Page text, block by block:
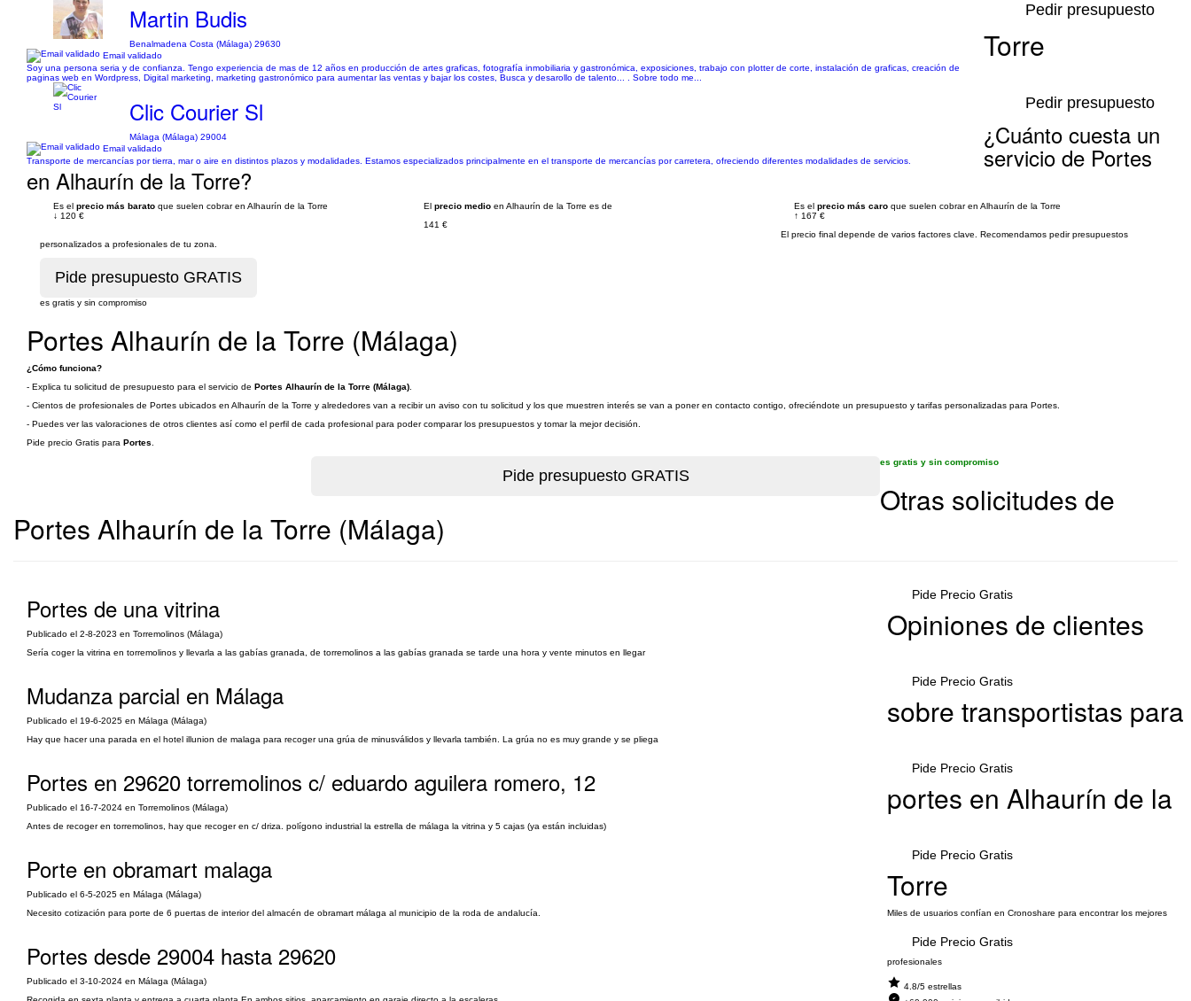
Martin Budis
Benalmadena Costa (Málaga) 29630
Email validado
Soy una persona seria y de confianza. Tengo experiencia de mas de 12 años en producción de artes graficas, fotografía inmobiliaria y gastronómica, exposiciones, trabajo con plotter de corte, instalación de graficas, creación de
paginas web en Wordpress, Digital marketing, marketing gastronómico para aumentar las ventas y bajar los costes, Busca y desarollo de talento... . Sobre todo me...
Pedir presupuesto
Clic Courier Sl
Málaga (Málaga) 29004
Email validado
Transporte de mercancías por tierra, mar o aire en distintos plazos y modalidades. Estamos especializados principalmente en el transporte de mercancías por carretera, ofreciendo diferentes modalidades de servicios.
Pedir presupuesto
Torre
¿Cuánto cuesta un
servicio de Portes
en Alhaurín de la Torre?
Es el precio más barato que suelen cobrar en Alhaurín de la Torre
↓ 120 €
El precio medio en Alhaurín de la Torre es de
141 €
Es el precio más caro que suelen cobrar en Alhaurín de la Torre
↑ 167 €
El precio final depende de varios factores clave. Recomendamos pedir presupuestos
personalizados a profesionales de tu zona.
es gratis y sin compromiso
Portes Alhaurín de la Torre (Málaga)
¿Cómo funciona?
- Explica tu solicitud de presupuesto para el servicio de Portes Alhaurín de la Torre (Málaga)
- Cientos de profesionales de Portes ubicados en Alhaurín de la Torre y alrededores van a recibir un aviso con tu solicitud y los que muestren interés se van a poner en contacto contigo, ofreciéndote un presupuesto y tarifas personalizadas para Portes.
- Puedes ver las valoraciones de otros clientes así como el perfil de cada profesional para poder comparar los presupuestos y tomar la mejor decisión.
Pide precio Gratis para Portes
es gratis y sin compromiso
Otras solicitudes de
Portes Alhaurín de la Torre (Málaga)
Portes de una vitrina
Publicado el 2-8-2023 en Torremolinos (Málaga)
Sería coger la vitrina en torremolinos y llevarla a las gabías granada, de torremolinos a las gabías granada se tarde una hora y vente minutos en llegar
Pide Precio Gratis
Mudanza parcial en Málaga
Publicado el 19-6-2025 en Málaga (Málaga)
Hay que hacer una parada en el hotel illunion de malaga para recoger una grúa de minusválidos y llevarla también. La grúa no es muy grande y se pliega
Pide Precio Gratis
Portes en 29620 torremolinos c/ eduardo aguilera romero, 12
Publicado el 16-7-2024 en Torremolinos (Málaga)
Antes de recoger en torremolinos, hay que recoger en c/ driza. polígono industrial la estrella de málaga la vitrina y 5 cajas (ya están incluidas)
Pide Precio Gratis
Porte en obramart malaga
Publicado el 6-5-2025 en Málaga (Málaga)
Necesito cotización para porte de 6 puertas de interior del almacén de obramart málaga al municipio de la roda de andalucía.
Pide Precio Gratis
Portes desde 29004 hasta 29620
Publicado el 3-10-2024 en Málaga (Málaga)
Pide Precio Gratis
Opiniones de clientes
sobre transportistas para
portes en Alhaurín de la
Torre
Miles de usuarios confían en Cronoshare para encontrar los mejores
profesionales
4.8/5 estrellas